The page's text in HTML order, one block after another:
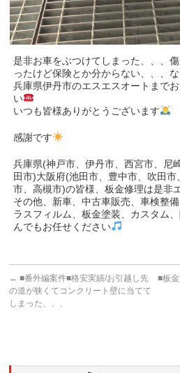
是非お車をぶつけてしまった、、、
ったけど保険とか分からない、、、
兵庫県伊丹市のエスエスオートまで
い
いつも皆様ありがとうございます
感謝です
兵庫県(神戸市、伊丹市、西宮市、尼
田市)大阪府(池田市、豊中市、吹田
市、高槻市)の皆様、板金修理は是非
その他、新車、中古車販売、車検整
ラスフィルム、板金塗装、カスタム
んでもお任せください
← ■番外編案件■格安実績/お引越し先
の道が狭くてコンクリート壁に当てて
しまった、、、
■板